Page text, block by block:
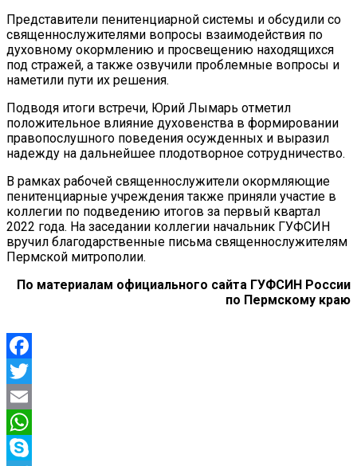
Представители пенитенциарной системы и обсудили со
священнослужителями вопросы взаимодействия по
духовному окормлению и просвещению находящихся
под стражей, а также озвучили проблемные вопросы и
наметили пути их решения.
Подводя итоги встречи, Юрий Лымарь отметил
положительное влияние духовенства в формировании
правопослушного поведения осужденных и выразил
надежду на дальнейшее плодотворное сотрудничество.
В рамках рабочей священнослужители окормляющие
пенитенциарные учреждения также приняли участие в
коллегии по подведению итогов за первый квартал
2022 года. На заседании коллегии начальник ГУФСИН
вручил благодарственные письма священнослужителям
Пермской митрополии.
По материалам официального сайта ГУФСИН России
по Пермскому краю
Facebook
Twitter
Email
WhatsApp